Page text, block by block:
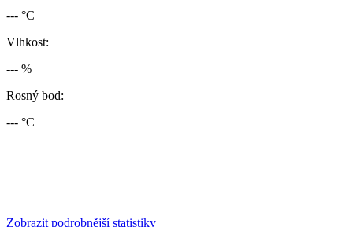
--- °C
Vlhkost:
--- %
Rosný bod:
--- °C
Zobrazit podrobnější statistiky